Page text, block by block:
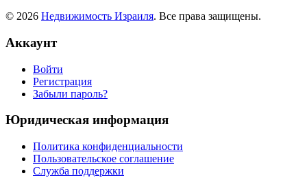
© 2026 Недвижимость Израиля. Все права защищены.
Аккаунт
Войти
Регистрация
Забыли пароль?
Юридическая информация
Политика конфиденциальности
Пользовательское соглашение
Служба поддержки